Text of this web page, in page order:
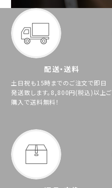
配送・送料
土日祝も15時までのご注文で即日
発送致します。8,800円(税込)以上ご
購入で送料無料！